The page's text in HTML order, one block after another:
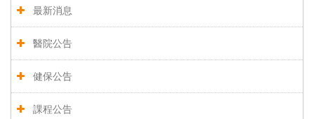
最新消息
醫院公告
健保公告
課程公告